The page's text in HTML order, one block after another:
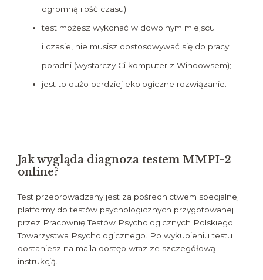
ogromną ilość czasu);
test możesz wykonać w dowolnym miejscu
i czasie, nie musisz dostosowywać się do pracy
poradni (wystarczy Ci komputer z Windowsem);
jest to dużo bardziej ekologiczne rozwiązanie.
Jak wygląda diagnoza testem MMPI-2
online?
Test przeprowadzany jest za pośrednictwem specjalnej
platformy do testów psychologicznych przygotowanej
przez Pracownię Testów Psychologicznych Polskiego
Towarzystwa Psychologicznego. Po wykupieniu testu
dostaniesz na maila dostęp wraz ze szczegółową
instrukcją.